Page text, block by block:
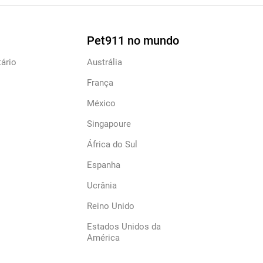
Pet911 no mundo
Austrália
França
México
Singapoure
África do Sul
Espanha
Ucrânia
Reino Unido
Estados Unidos da
América